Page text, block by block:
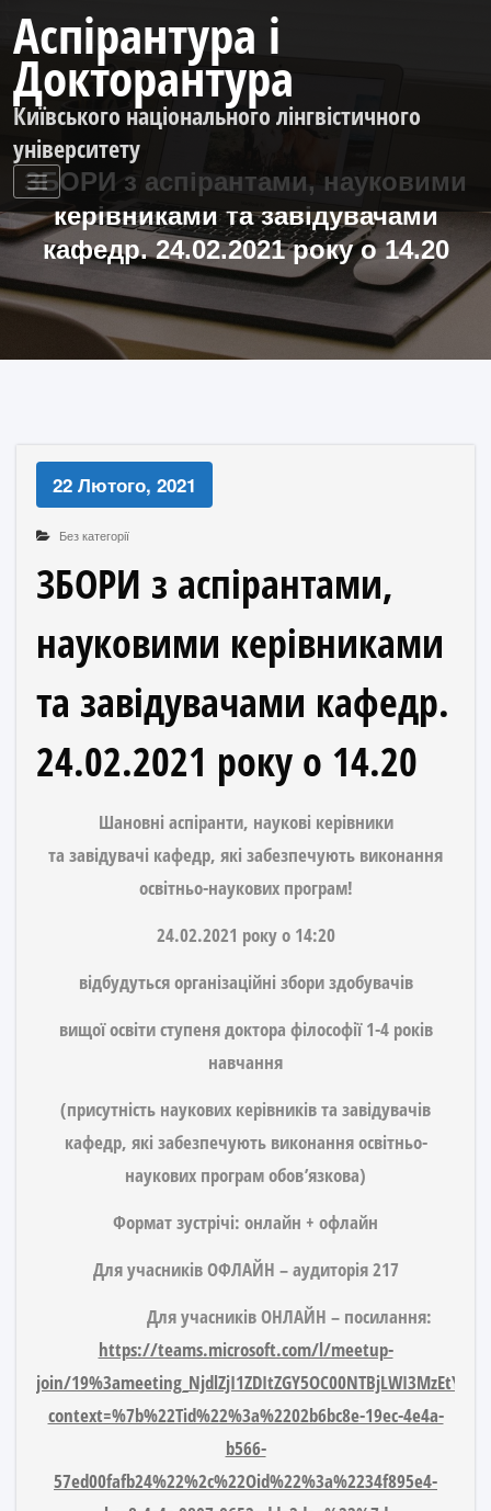
контенту
Аспірантура і
Докторантура
Київського національного лінгвістичного
університету
ЗБОРИ з аспірантами, науковими
керівниками та завідувачами
кафедр. 24.02.2021 року о 14.20
22 Лютого, 2021
Без категорії
ЗБОРИ з аспірантами,
науковими керівниками
та завідувачами кафедр.
24.02.2021 року о 14.20
Шановні аспіранти, наукові керівники
та завідувачі кафедр, які забезпечують виконання
освітньо-наукових програм!
24.02.2021 року о 14:20
відбудутьсяорганізаційні збори здобувачів
вищої освіти ступеня доктора філософії1-4 років
навчання
(присутність наукових керівників та завідувачів
кафедр, які забезпечують виконання освітньо-
наукових програм обов’язкова)
Формат зустрічі: онлайн + офлайн
Для учасників ОФЛАЙН – аудиторія217
Для учасників ОНЛАЙН – посилання:
https://teams.microsoft.com/l/meetup-
join/
context=%7b%22Tid%22%3a%2202b6bc8e-19ec-4e4a-
b566-
57ed00fafb24%22%2c%22Oid%22%3a%2234f895e4-